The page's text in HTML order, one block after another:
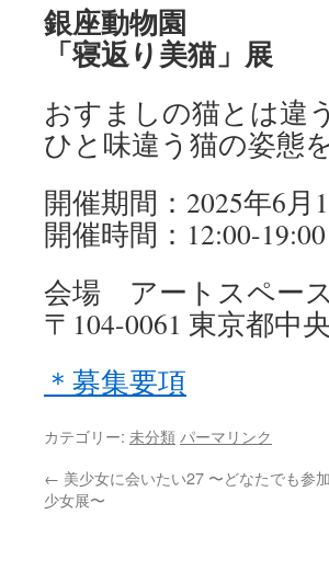
ス
プ
銀座動物園
「寝返り美猫」展
おすましの猫とは違う
ひと味違う猫の姿態
開催期間：2025年6
開催時間：12:00-
会場 アートスペー
〒104-0061 東京都中
＊募集要項
カテゴリー: 未分類 パーマリンク
← 美少女に会いたい27 〜どなたでも参
少女展〜